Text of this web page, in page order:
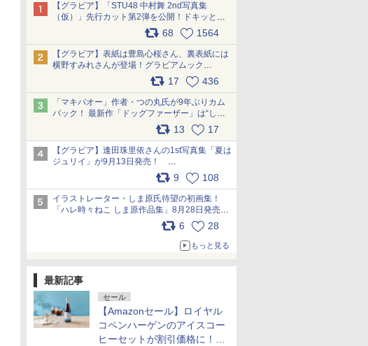
【グラビア】「STU48 中村舞 2nd写真集
（仮）」先行カット第2弾を公開！ドキッとす
るランジェリーカットなど新たな挑戦
68 1564
【グラビア】表紙は豊島心桜さん、裏表紙には
横野すみれさんが登場！グラビアムック
「PARADE」2026夏号が本日発売
17 436
「マキバオー」作者・つの丸氏が9年ぶりカム
バック！ 最新作「ドッグファーザー」は“しゃ
べらない動物”とのリアルな暮らしを描く 「も
うこれ以上の幸せはない」……一緒に暮らす愛
犬たちへ… pic.x.com/hEr88DgVyD
13 17
【グラビア】逢田珠里依さんの1st写真集「夏は
ジュリイ」が9月13日発売！
9 108
イラストレーター・しま原氏待望の初画集！
「ハレ時々ねこ しま原作品集」8月28日発売
6 28
もっと見る
最新記事
セール
【Amazonセール】ロイヤル
コペンハーゲンのアイスコー
ヒーセットが割引価格に！夏